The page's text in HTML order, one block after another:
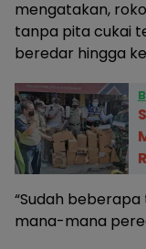
mengatakan,
tanpa pita cukai
beredar hingga
“Sudah
mana-mana